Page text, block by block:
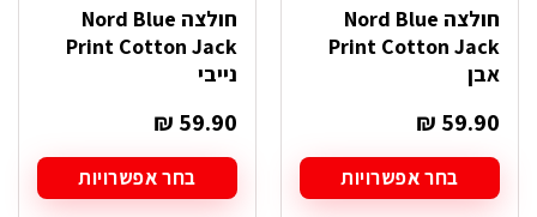
חולצה Nord Blue
Print Cotton Jack
אבן
₪ 59.90
בחר אפשרויות
חולצה Nord Blue
Print Cotton Jack
נייבי
₪ 59.90
בחר אפשרויות